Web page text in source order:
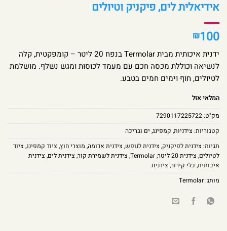
אידיאלית לים, פיקניק וטיולים
₪100
ידנית איכותית מבית Termolar בנפח 20 ליטר – קומפקטית, קלה
לנשיאה וכוללת מכסה חכם עם מעמד לכוסות ומגש נשלף. מושלמת
לטיולים, חוף וימים חמים בטבע.
המלאי אזל
מק"ט:7290117225722
קטגוריות: צידניות, קמפינג, ים ובריכה
תגיות: צידנית לפיקניק, צידנית לנופש, צידנית אדומה, מוצרי חוץ, ציוד קמפינג, ציוד
לטיולים, צידנית 20 ליטר ,
Termolar
, צידנית לשמירת קור, צידנית לים, צידנית
איכותית, כלי קירור, צידנית
מותג:Termolar